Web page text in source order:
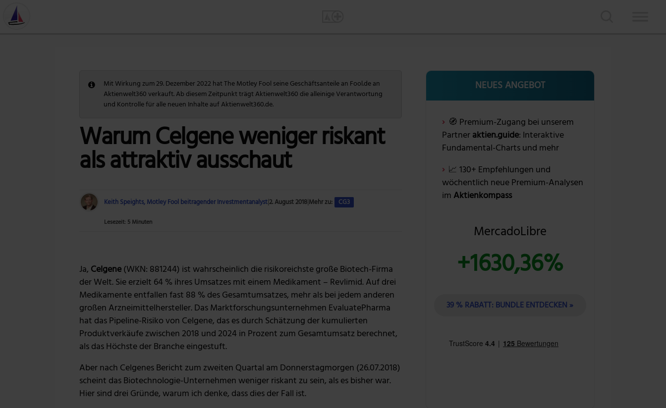
Mit Wirkung zum 29. Dezember 2022 hat The Motley Fool seine Geschäftsanteile an Fool.de an
Aktienwelt360 verkauft. Ab diesem Zeitpunkt trägt Aktienwelt360 die alleinige Verantwortung
und Kontrolle für alle neuen Inhalte auf Aktienwelt360.de.
Warum Celgene weniger riskant
als attraktiv ausschaut
Keith Speights, Motley Fool beitragender Investmentanalyst2. August 2018Mehr zu: CG3
Lesezeit: 5 Minuten
Ja, Celgene(WKN: 881244) ist wahrscheinlich die risikoreichste große Biotech-Firma
der Welt. Sie erzielt 64 % ihres Umsatzes mit einem Medikament – Revlimid. Auf drei
Medikamente entfallen fast 88 % des Gesamtumsatzes, mehr als bei jedem anderen
großen Arzneimittelhersteller. Das Marktforschungsunternehmen EvaluatePharma
hat das Pipeline-Risiko von Celgene, das es durch Schätzung der kumulierten
Produktverkäufe zwischen 2018 und 2024 in Prozent zum Gesamtumsatz berechnet,
als das Höchste der Branche eingestuft.
Aber nach Celgenes Bericht zum zweiten Quartal am Donnerstagmorgen (26.07.2018)
scheint das Biotechnologie-Unternehmen weniger riskant zu sein, als es bisher war.
Hier sind drei Gründe, warum ich denke, dass dies der Fall ist.
NEUES ANGEBOT
🧭 Premium-Zugang bei unserem
Partneraktien.guide: Interaktive
Fundamental-Charts und mehr
📈 130+ Empfehlungen und
wöchentlich neue Premium-Analysen
im Aktienkompass
MercadoLibre
+1630,36%
39 % RABATT: BUNDLE ENTDECKEN »